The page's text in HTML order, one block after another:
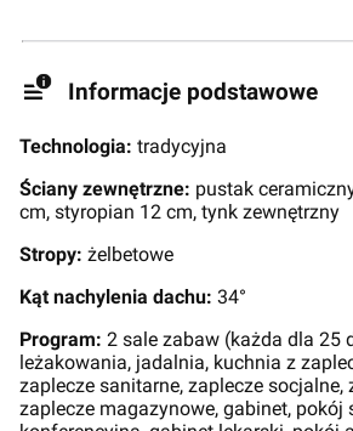
Informacje podstawowe
Technologia: tradycyjna
Ściany zewnętrzne: pustak
cm, styropian 12 cm, tynk zewnętrzny
Stropy: żelbetowe
Kąt nachylenia dachu: 34°
Program: 2 sale zabaw (każda dla 25
leżakowania, jadalnia, kuchnia z
zaplecze sanitarne, zaplecze socjalne,
zaplecze magazynowe, gabinet, pokój